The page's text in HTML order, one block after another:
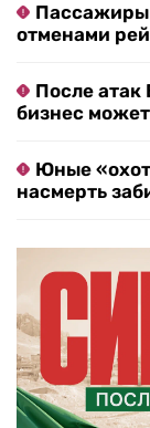
Пассажиры
отменами
После
бизнес
Юные
насмерть